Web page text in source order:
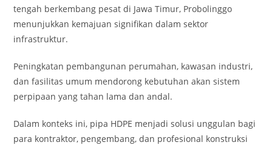
tengah berkembang pesat di Jawa Timur, Probolinggo
menunjukkan kemajuan signifikan dalam sektor
infrastruktur.
Peningkatan pembangunan perumahan, kawasan industri,
dan fasilitas umum mendorong kebutuhan akan sistem
perpipaan yang tahan lama dan andal.
Dalam konteks ini, pipa HDPE menjadi solusi unggulan bagi
para kontraktor, pengembang, dan profesional konstruksi